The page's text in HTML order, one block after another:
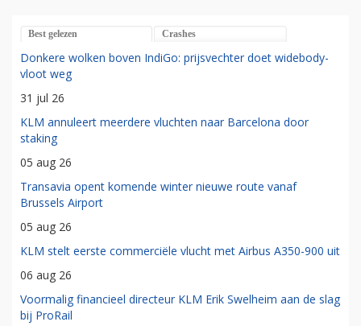
Best gelezen Crashes
Donkere wolken boven IndiGo: prijsvechter doet widebody-
vloot weg
31 jul 26
KLM annuleert meerdere vluchten naar Barcelona door
staking
05 aug 26
Transavia opent komende winter nieuwe route vanaf
Brussels Airport
05 aug 26
KLM stelt eerste commerciële vlucht met Airbus A350-900 uit
06 aug 26
Voormalig financieel directeur KLM Erik Swelheim aan de slag
bij ProRail